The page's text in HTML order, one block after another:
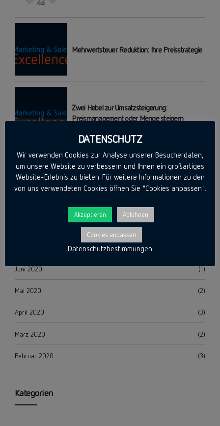
Mehrwertsteuer Reduktion: Ihre Preisstrategie
Zwei Hebel zur Umsatzsteigerung:
Preismanagement oder Menge steigern
Archiv
Juni 2020 (1)
Mai 2020 (2)
April 2020 (3)
März 2020 (2)
Februar 2020 (3)
Kategorien
DATENSCHUTZ
Wir verwenden Cookies zur Analyse unserer Besucherdaten,
um unsere Website zu verbessern und Ihnen ein großartiges
Website-Erlebnis zu bieten. Für weitere Informationen zu den
von uns verwendeten Cookies öffnen Sie "Cookies anpassen".
Akzeptieren Ablehnen
Cookies anpassen
Datenschutzbestimmungen